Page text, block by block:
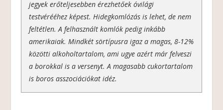
jegyek erőteljesebben érezhetőek óvilági
testvérééhez képest. Hidegkomlózás is lehet, de nem
feltétlen. A felhasznált komlók pedig inkább
amerikaiak. Mindkét sörtípusra igaz a magas, 8-12%
közötti alkoholtartalom, ami ugye azért már felveszi
a borokkal is a versenyt. A magasabb cukortartalom
is boros asszociációkat idéz.